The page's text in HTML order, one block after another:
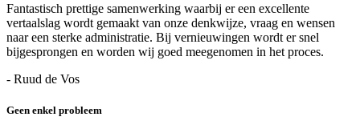
Fantastisch prettige samenwerking waarbij er een excellente
vertaalslag wordt gemaakt van onze denkwijze, vraag en wensen
naar een sterke administratie. Bij vernieuwingen wordt er snel
bijgesprongen en worden wij goed meegenomen in het proces.
- Ruud de Vos
Geen enkel probleem